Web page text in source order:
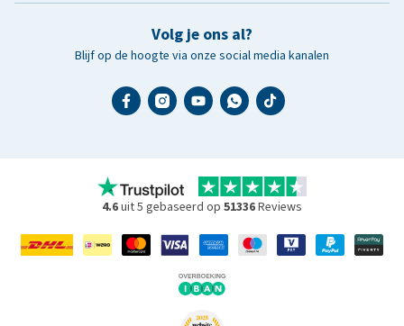
Volg je ons al?
Blijf op de hoogte via onze social media kanalen
4.6uit 5 gebaseerd op 51336Reviews